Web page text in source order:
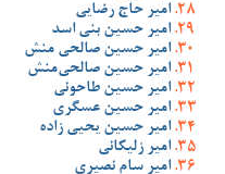
امیر حاج رضایی
امیر حسین بنی اسد
امیر حسین صالحی منش
امیر حسین صالحی‌منش
امیر حسین طاحونی
امیر حسین عسگری
امیر حسین یحیی زاده
امیر زلیکانی
امیر سام نصیری